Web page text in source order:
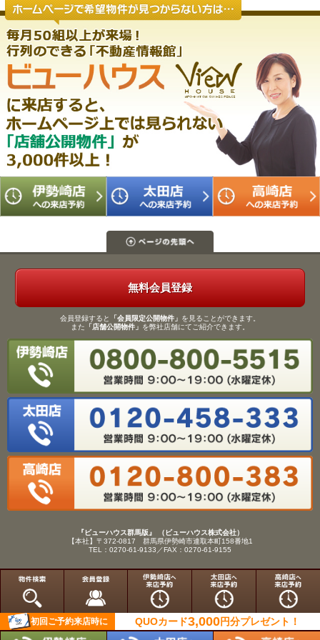
無料会員登録
会員登録すると 「会員限定公開物件」 を見ることができます。
また 「店舗公開物件」 を弊社店舗にてご紹介できます。
『ビューハウス群馬版』 （ビューハウス株式会社）
【本社】〒372-0817 群馬県伊勢崎市連取本町158番地1
TEL：0270-61-9133／FAX：0270-61-9155
Copyright(C)View House(R)Inc.All Rights Reserved.
初回ご予約来店時に QUOカード3,000円分プレゼント！